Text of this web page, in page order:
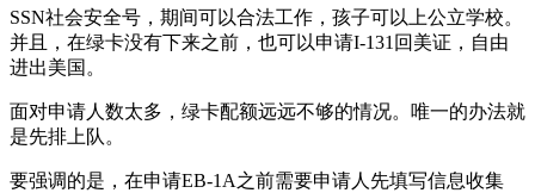
SSN社会安全号，期间可以合法工作，孩子可以上公立学校。
并且，在绿卡没有下来之前，也可以申请I-131回美证，自由
进出美国。
面对申请人数太多，绿卡配额远远不够的情况。唯一的办法就
是先排上队。
要强调的是，在申请EB-1A之前需要申请人先填写信息收集